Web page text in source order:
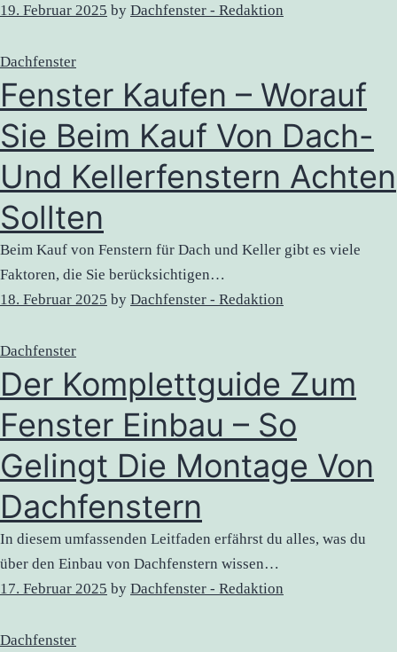
19. Februar 2025 by Dachfenster - Redaktion
Dachfenster
Fenster Kaufen – Worauf
Sie Beim Kauf Von Dach-
Und Kellerfenstern Achten
Sollten
Beim Kauf von Fenstern für Dach und Keller gibt es viele
Faktoren, die Sie berücksichtigen…
18. Februar 2025 by Dachfenster - Redaktion
Dachfenster
Der Komplettguide Zum
Fenster Einbau – So
Gelingt Die Montage Von
Dachfenstern
In diesem umfassenden Leitfaden erfährst du alles, was du
über den Einbau von Dachfenstern wissen…
17. Februar 2025 by Dachfenster - Redaktion
Dachfenster